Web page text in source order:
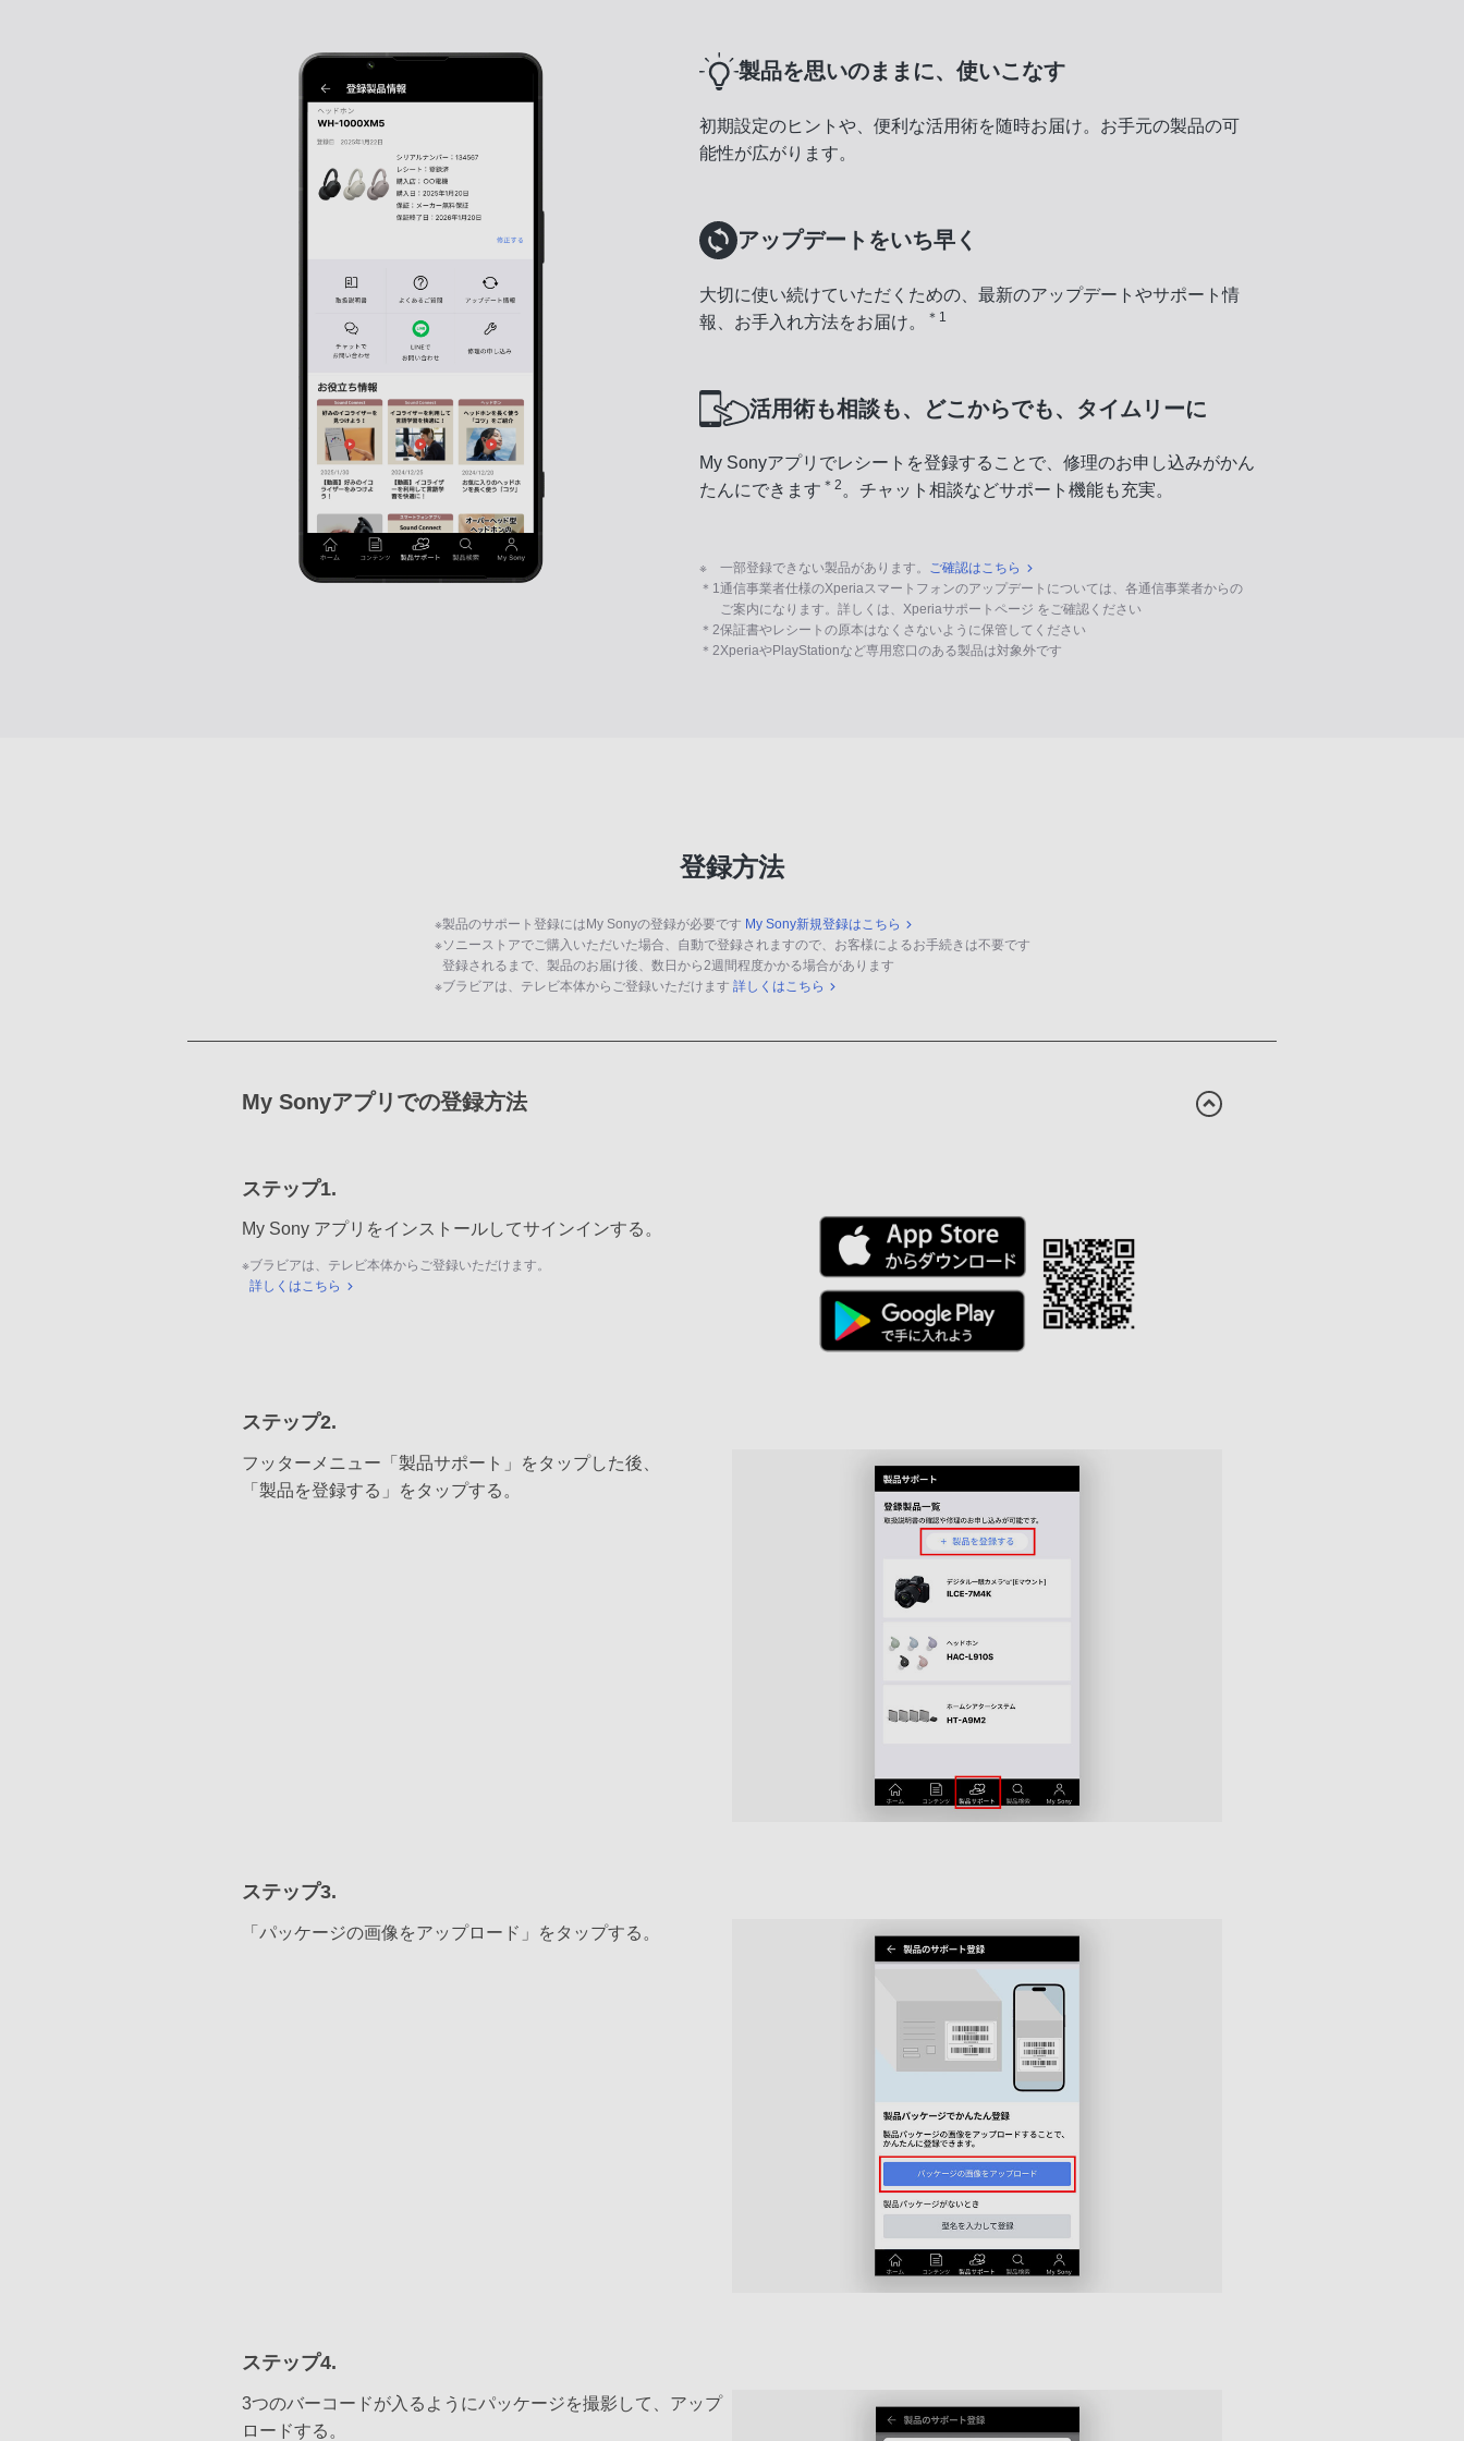
製品を思いのままに、使いこなす
初期設定のヒントや、便利な活用術を随時お届け。お手元の製品の可
能性が広がります。
アップデートをいち早く
大切に使い続けていただくための、最新のアップデートやサポート情
報、お手入れ方法をお届け。
＊1
活用術も相談も、どこからでも、 タイムリーに
My Sonyアプリでレシートを登録することで、修理のお申し込みがかん
たんにできます ＊2 。チャット相談などサポート機能も充実。
※ 一部登録できない製品があります。 ご確認はこちら
＊1通信事業者仕様のXperiaスマートフォンのアップデートについては、各通信事業者からの
ご案内になります。詳しくは、Xperiaサポートページ をご確認ください
＊2保証書やレシートの原本はなくさないように保管してください
＊2XperiaやPlayStationなど専用窓口のある製品は対象外です
登録方法
※製品のサポート登録にはMy Sonyの登録が必要です My Sony新規登録はこちら
※ソニーストアでご購入いただいた場合、自動で登録されますので、お客様によるお手続きは不要です
登録されるまで、製品のお届け後、数日から2週間程度かかる場合があります
※ブラビアは、テレビ本体からご登録いただけます 詳しくはこちら
My Sonyアプリでの登録方法
ステップ1.
My Sony アプリをインストールしてサインインする。
※ブラビアは、テレビ本体からご登録いただけます。
詳しくはこちら
ステップ2.
フッターメニュー「製品サポート」をタップした後、
「製品を登録する」をタップする。
ステップ3.
「パッケージの画像をアップロード」をタップする。
ステップ4.
3つのバーコードが入るようにパッケージを撮影して、アップ
ロードする。